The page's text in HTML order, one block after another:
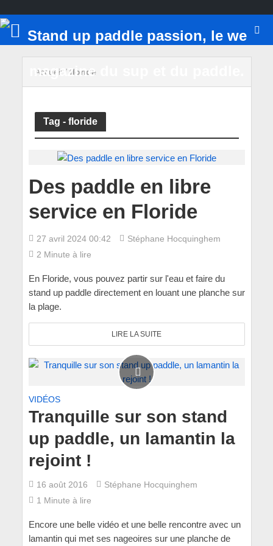
Accueil/ floride
Tag - floride
Des paddle en libre
service en Floride
27 avril 2024 00:42
Stéphane Hocquinghem
2 Minute à lire
En Floride, vous pouvez partir sur l'eau et faire du
stand up paddle directement en louant une planche sur
la plage.
LIRE LA SUITE
VIDÉOS
Tranquille sur son stand
up paddle, un lamantin la
rejoint !
16 août 2016
Stéphane Hocquinghem
1 Minute à lire
Encore une belle vidéo et une belle rencontre avec un
lamantin qui met ses nageoires sur une planche de